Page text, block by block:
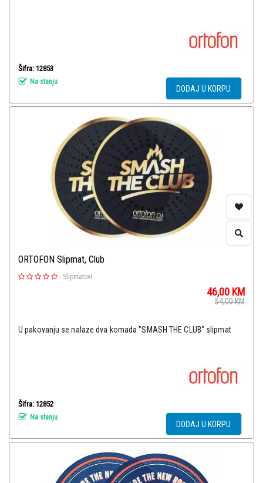
Šifra: 12853
Na stanju
DODAJ U KORPU
ORTOFON Slipmat, Club
- Slipmatovi
46,00 KM
54,00KM
U pakovanju se nalaze dva komada "SMASH THE CLUB" slipmat
Šifra: 12852
Na stanju
DODAJ U KORPU